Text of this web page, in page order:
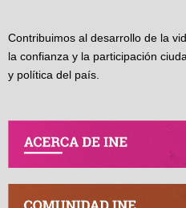
Contribuimos al desarrollo de la
la confianza y la participación
y política del país.